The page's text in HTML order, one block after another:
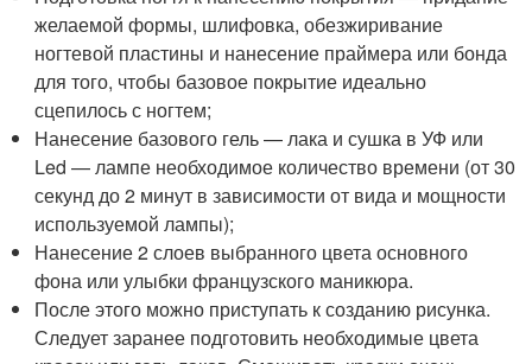
желаемой формы, шлифовка, обезжиривание
ногтевой пластины и нанесение праймера или бонда
для того, чтобы базовое покрытие идеально
сцепилось с ногтем;
Нанесение базового гель — лака и сушка в УФ или
Led — лампе необходимое количество времени (от 30
секунд до 2 минут в зависимости от вида и мощности
используемой лампы);
Нанесение 2 слоев выбранного цвета основного
фона или улыбки французского маникюра.
После этого можно приступать к созданию рисунка.
Следует заранее подготовить необходимые цвета